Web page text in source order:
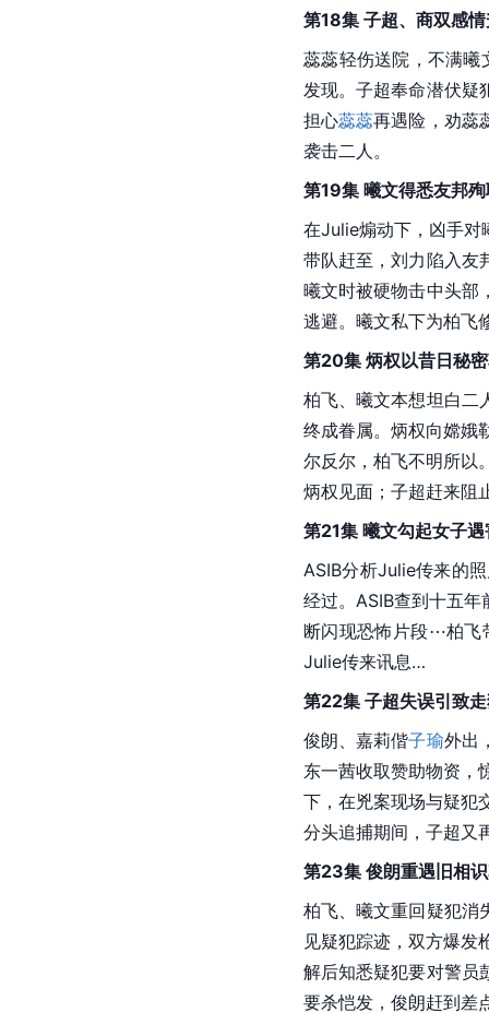
第18集 子超、商双感
蕊蕊轻伤送院，不满曦
发现。子超奉命潜伏疑
担心蕊蕊再遇险，劝蕊
袭击二人。
第19集 曦文得悉友邦
在Julie煽动下，凶手对
带队赶至，刘力陷入友
曦文时被硬物击中头部
逃避。曦文私下为柏飞
第20集 炳权以昔日秘
柏飞、曦文本想坦白二
终成眷属。炳权向嫦娥
尔反尔，柏飞不明所以
炳权见面；子超赶来阻
第21集 曦文勾起女子
ASIB分析Julie传来的
经过。ASIB查到十五年
断闪现恐怖片段⋯柏飞
Julie传来讯息…
第22集 子超失误引致
俊朗、嘉莉偕子瑜外出
东一茜收取赞助物资，
下，在兇案现场与疑犯
分头追捕期间，子超又
第23集 俊朗重遇旧相识
柏飞、曦文重回疑犯消
见疑犯踪迹，双方爆
解后知悉疑犯要对警员
要杀恺发，俊朗赶到差